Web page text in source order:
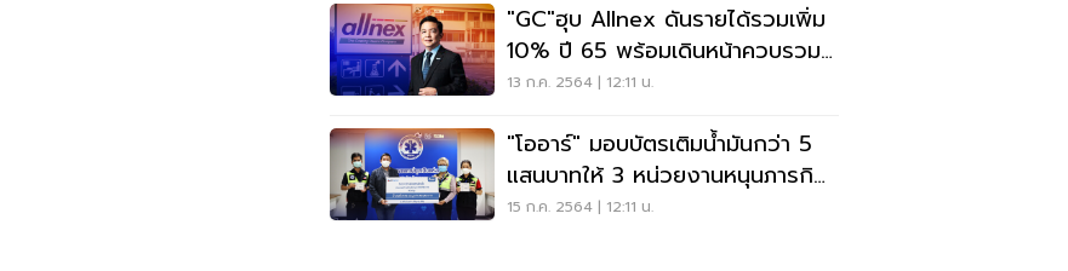
"GC"ฮุบ Allnex ดันรายได้รวมเพิ่ม
10% ปี 65 พร้อมเดินหน้าควบรวม
ต่อเนื่อง
13 ก.ค. 2564 | 12:11 น.
"โออาร์" มอบบัตรเติมน้ำมันกว่า 5
แสนบาทให้ 3 หน่วยงานหนุนภารกิจ
สู้โควิด-19
15 ก.ค. 2564 | 12:11 น.